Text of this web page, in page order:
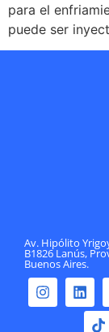
para el
puede ser
Av. Hipólito
B1826 Lanús,
Buenos Aires.